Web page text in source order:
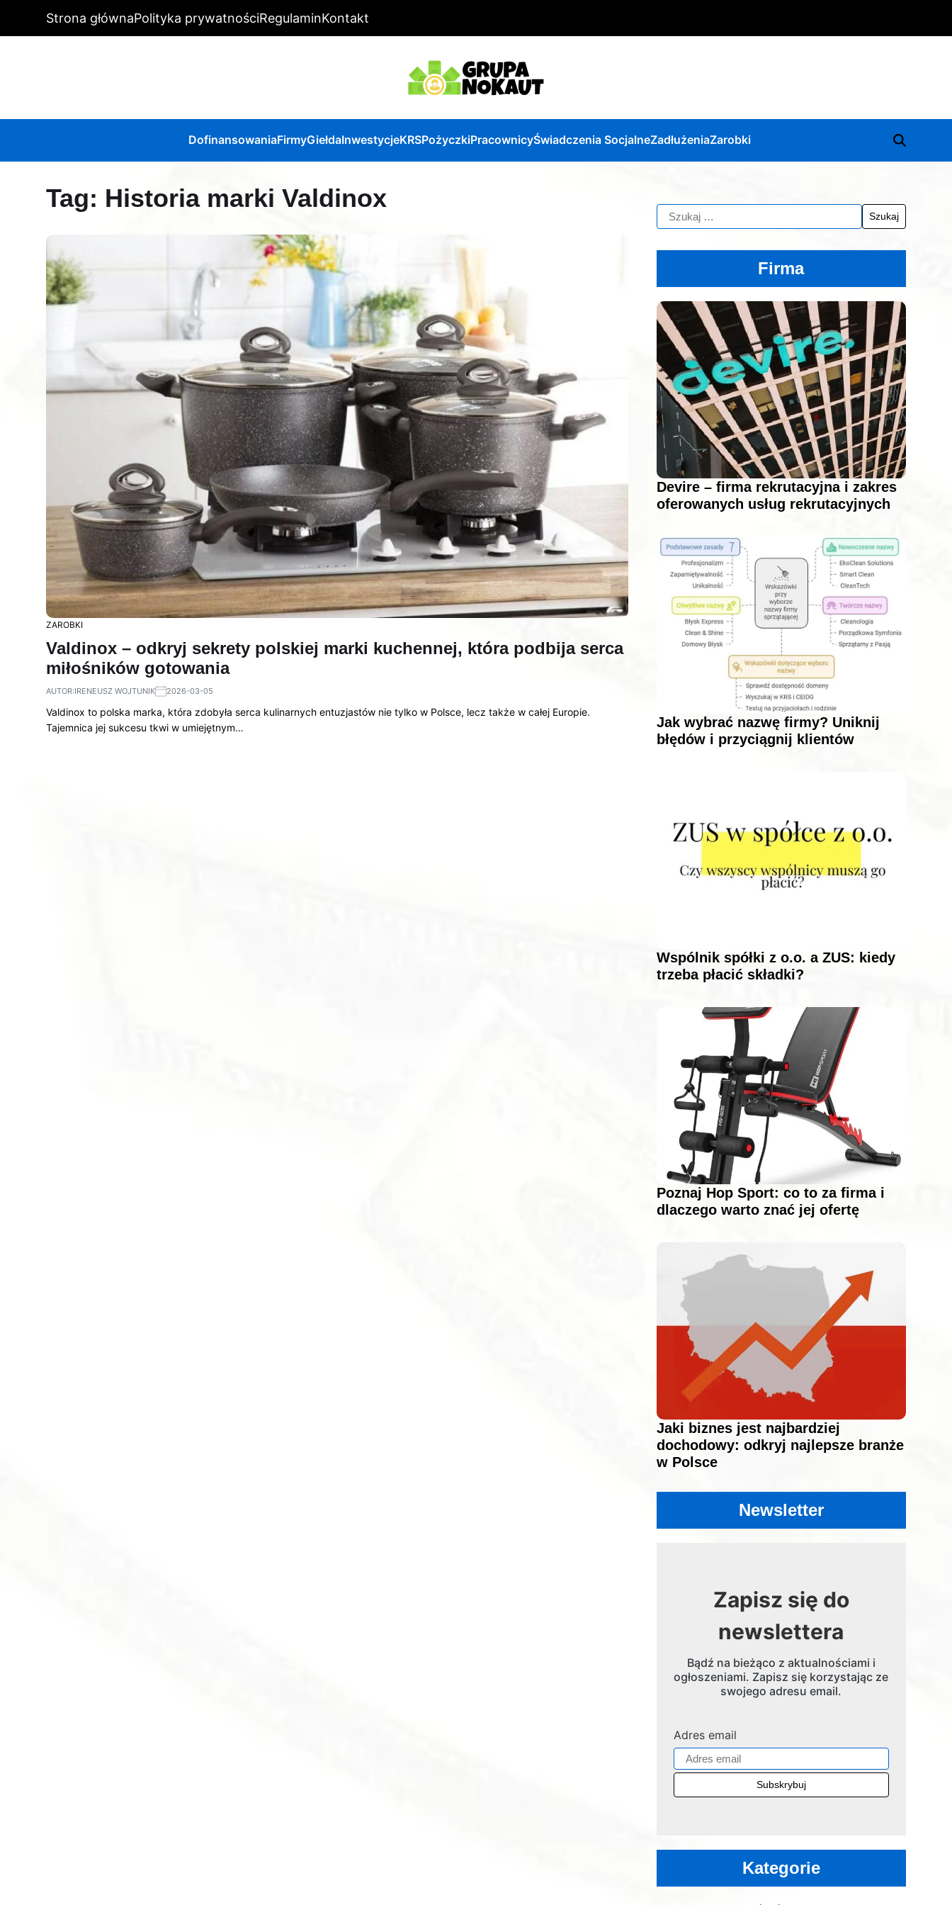
Strona głównaPolityka prywatnościRegulaminKontakt
DofinansowaniaFirmyGiełdaInwestycjeKRSPożyczkiPracownicyŚwiadczenia SocjalneZadłużeniaZarobki
Tag: Historia marki Valdinox
ZAROBKI
Valdinox – odkryj sekrety polskiej marki kuchennej, która podbija serca
miłośników gotowania
AUTOR:IRENEUSZ WOJTUNIK 2026-03-05
Valdinox to polska marka, która zdobyła serca kulinarnych entuzjastów nie tylko w Polsce, lecz także w całej Europie.
Tajemnica jej sukcesu tkwi w umiejętnym…
Firma
Devire – firma rekrutacyjna i zakres
oferowanych usług rekrutacyjnych
Jak wybrać nazwę firmy? Uniknij
błędów i przyciągnij klientów
Wspólnik spółki z o.o. a ZUS: kiedy
trzeba płacić składki?
Poznaj Hop Sport: co to za firma i
dlaczego warto znać jej ofertę
Jaki biznes jest najbardziej
dochodowy: odkryj najlepsze branże
w Polsce
Newsletter
Zapisz się do
newslettera
Bądź na bieżąco z aktualnościami i
ogłoszeniami. Zapisz się korzystając ze
swojego adresu email.
Adres email
Kategorie